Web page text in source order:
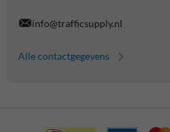
info@trafficsupply.nl
Alle contactgegevens